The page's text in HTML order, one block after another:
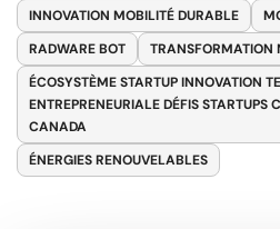
INNOVATION MOBILITÉ DURABLE
RADWARE BOT
TRANSFORMATION
ÉCOSYSTÈME STARTUP INNOVATION
ENTREPRENEURIALE DÉFIS STARTUPS
CANADA
ÉNERGIES RENOUVELABLES